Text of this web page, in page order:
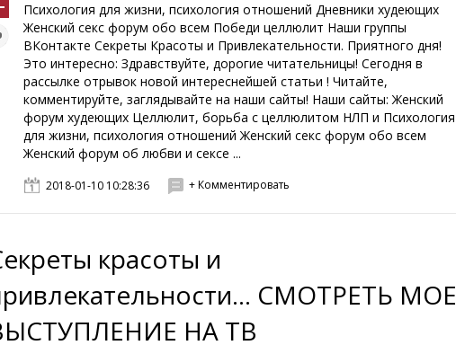
Психология для жизни, психология отношений Дневники худеющих
Женский секс форум обо всем Победи целлюлит Наши группы
ВКонтакте Секреты Красоты и Привлекательности. Приятного дня!
Это интересно: Здравствуйте, дорогие читательницы! Сегодня в
рассылке отрывок новой интереснейшей статьи ! Читайте,
комментируйте, заглядывайте на наши сайты! Наши сайты: Женский
форум худеющих Целлюлит, борьба с целлюлитом НЛП и Психология
для жизни, психология отношений Женский секс форум обо всем
Женский форум об любви и сексе ...
2018-01-10 10:28:36 + Комментировать
красоты и
СМОТРЕТЬ МОЕ
НА ТВ